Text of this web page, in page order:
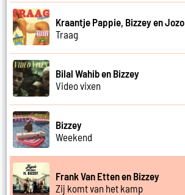
Kraantje Pappie, Bizzey en Jozo
Traag
Bilal Wahib en Bizzey
Video vixen
Bizzey
Weekend
Frank Van Etten en Bizzey
Zij komt van het kamp